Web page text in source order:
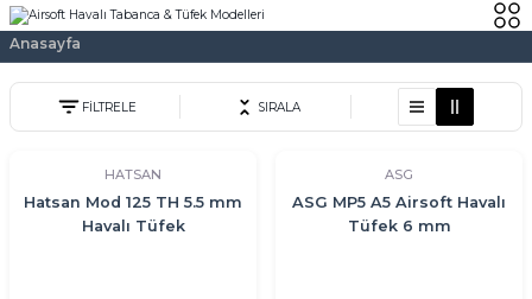
Anasayfa
FİLTRELE SIRALA
HATSAN
Hatsan Mod 125 TH 5.5 mm
Havalı Tüfek
ASG
ASG MP5 A5 Airsoft Havalı
Tüfek 6 mm